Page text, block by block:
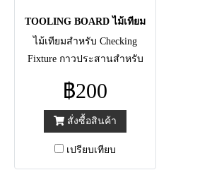
TOOLING BOARD ไม้เทียม
ไม้เทียมสำหรับ Checking
Fixture กาวประสานสำหรับ
แบบอิพ็อกซี่
฿200
สั่งซื้อสินค้า
เปรียบเทียบ